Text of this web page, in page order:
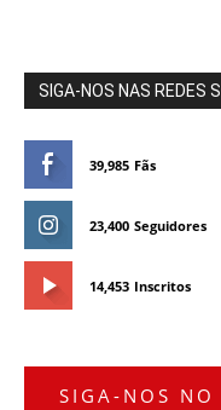
SIGA-NOS NAS REDES
39,985 Fãs
23,400 Seguidores
14,453 Inscritos
SIGA-NOS NO